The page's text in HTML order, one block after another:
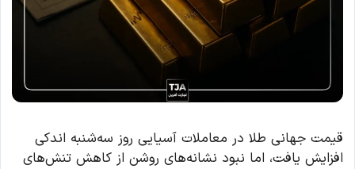
قیمت جهانی طلا در معاملات آسیایی روز سه‌شنبه اندکی
افزایش یافت، اما نبود نشانه‌های روشن از کاهش تنش‌های